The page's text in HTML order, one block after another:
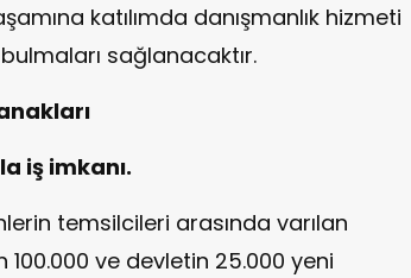
katılımda danışmanlık hizmeti
sağlanacaktır.
iş imkanı.
temsilcileri arasında varılan
ve devletin 25.000 yeni